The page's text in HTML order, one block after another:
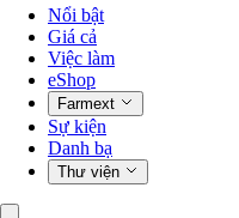
Nổi bật
Giá cả
Việc làm
eShop
Farmext
Sự kiện
Danh bạ
Thư viện